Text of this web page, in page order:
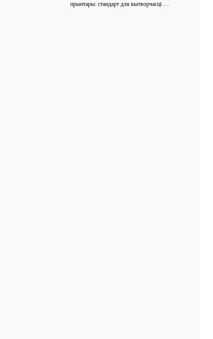
прынтары: стандарт для вытворчасці адз